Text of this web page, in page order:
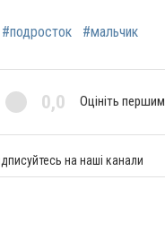
#подросток #мальчик
0,0 Оцініть першим
на наші канали